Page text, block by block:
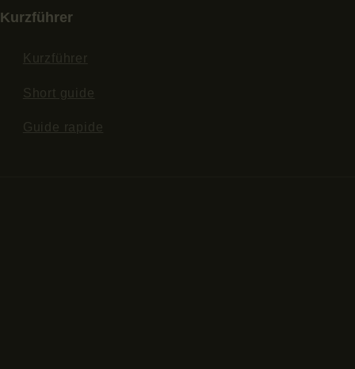
Kurzführer
Kurzführer
Short guide
Guide rapide